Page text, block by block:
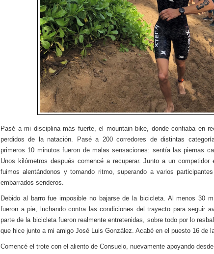
Pasé a mi disciplina más fuerte, el mountain bike, donde confiaba en
perdidos de la natación. Pasé a 200 corredores de distintas
primeros 10 minutos fueron de malas sensaciones: sentía las piernas
Unos kilómetros después comencé a recuperar. Junto a un competidor
fuimos alentándonos y tomando ritmo, superando a varios
embarrados senderos.
Debido al barro fue imposible no bajarse de la bicicleta. Al menos 30
fueron a pie, luchando contra las condiciones del trayecto para seguir
parte de la bicicleta fueron realmente entretenidas, sobre todo por lo
que hice junto a mi amigo José Luis González. Acabé en el puesto 16 de
Comencé el trote con el aliento de Consuelo, nuevamente apoyando